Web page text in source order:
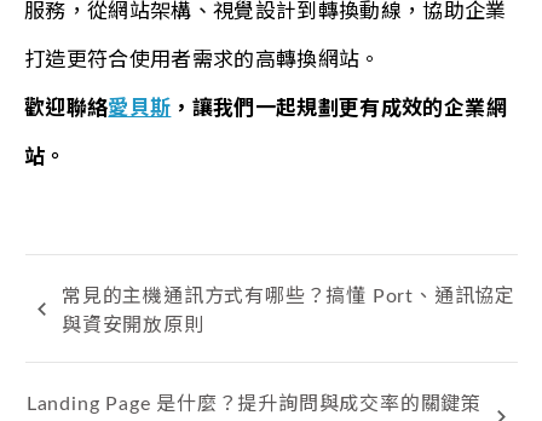
服務，從網站架構、視覺設計到轉換動線，協助企業
打造更符合使用者需求的高轉換網站。
歡迎聯絡愛貝斯 ，讓我們一起規劃更有成效的企業網
站。
常見的主機通訊方式有哪些？搞懂 Port、通訊協定
與資安開放原則
Landing Page 是什麼？提升詢問與成交率的關鍵策